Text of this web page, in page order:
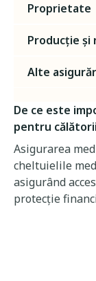
Proprietate
Producție și
Alte
De ce este
pentru
Asigurarea
cheltuielile
asigurând
protecție